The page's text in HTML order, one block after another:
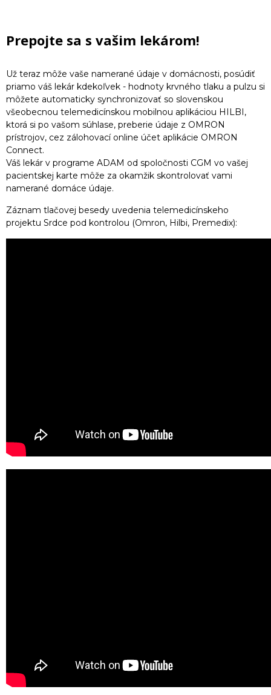
Prepojte sa s vašim lekárom!
Už teraz môže vaše namerané údaje v domácnosti, posúdiť
priamo váš lekár kdekoľvek - hodnoty krvného tlaku a pulzu si
môžete automaticky synchronizovať so slovenskou
všeobecnou telemedicínskou mobilnou aplikáciou HILBI,
ktorá si po vašom súhlase, preberie údaje z OMRON
prístrojov, cez zálohovací online účet aplikácie OMRON
Connect.
Váš lekár v programe ADAM od spoločnosti CGM vo vašej
pacientskej karte môže za okamžik skontrolovať vami
namerané domáce údaje.
Záznam tlačovej besedy uvedenia telemedicínskeho
projektu Srdce pod kontrolou (Omron, Hilbi, Premedix):